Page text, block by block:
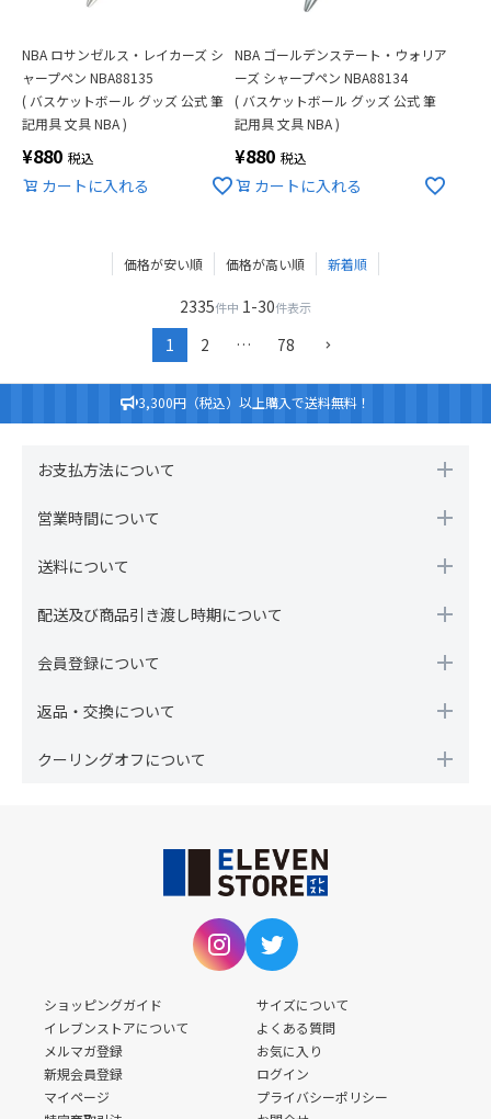
NBA ロサンゼルス・レイカーズ シ
ャープペン NBA88135
( バスケットボール グッズ 公式 筆
記用具 文具 NBA )
¥880 税込
カートに入れる
NBA ゴールデンステート・ウォリア
ーズ シャープペン NBA88134
( バスケットボール グッズ 公式 筆
記用具 文具 NBA )
¥880 税込
カートに入れる
価格が安い順 価格が高い順 新着順
2335件中 1-30件表示
1 2 … 78
3,300円（税込）以上購入で送料無料！
お支払方法について
営業時間について
送料について
配送及び商品引き渡し時期について
会員登録について
返品・交換について
クーリングオフについて
ショッピングガイド
サイズについて
イレブンストアについて
よくある質問
メルマガ登録
お気に入り
新規会員登録
ログイン
マイページ
プライバシーポリシー